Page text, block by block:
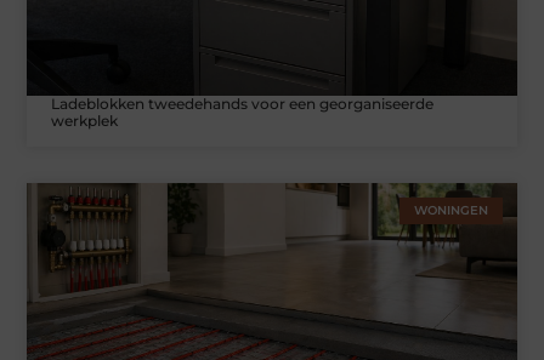
Ladeblokken tweedehands voor een georganiseerde
werkplek
WONINGEN